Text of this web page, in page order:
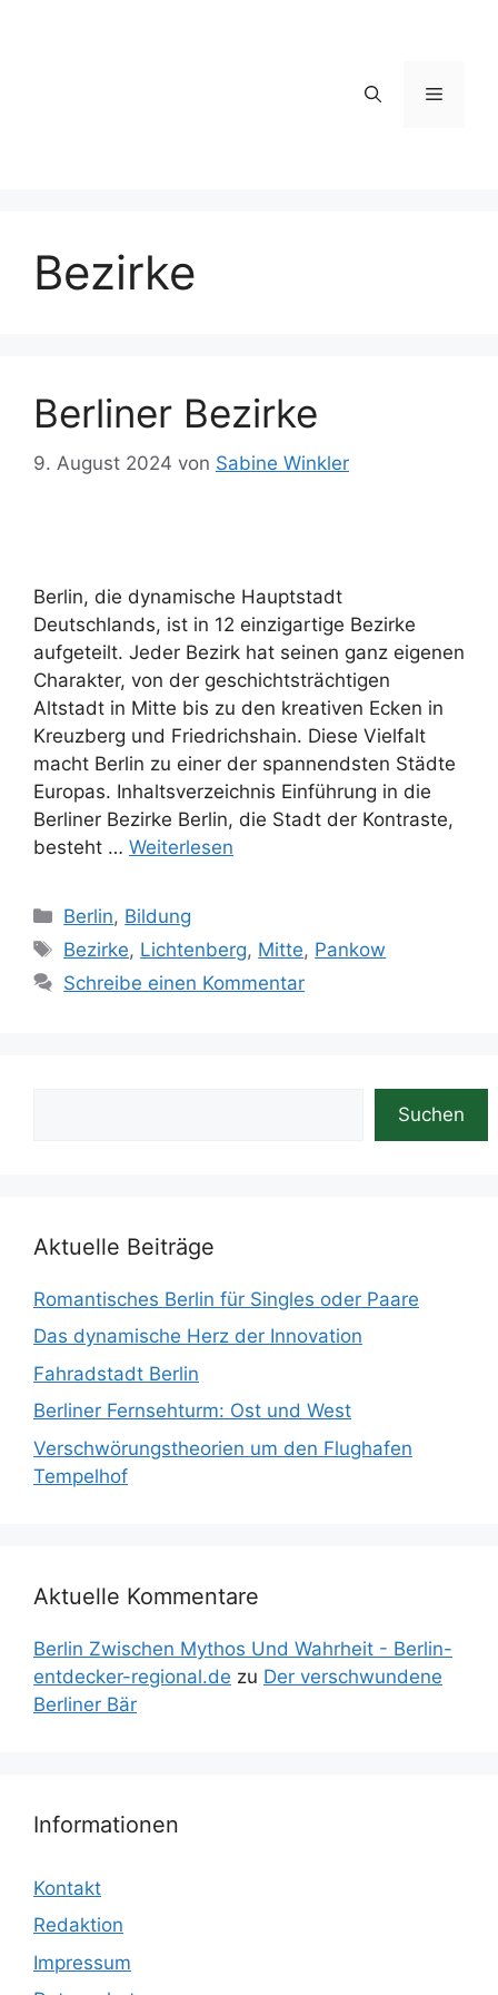
Menü
Bezirke
Berliner Bezirke
9. August 2024 von Sabine Winkler
Berlin, die dynamische Hauptstadt
Deutschlands, ist in 12 einzigartige Bezirke
aufgeteilt. Jeder Bezirk hat seinen ganz eigenen
Charakter, von der geschichtsträchtigen
Altstadt in Mitte bis zu den kreativen Ecken in
Kreuzberg und Friedrichshain. Diese Vielfalt
macht Berlin zu einer der spannendsten Städte
Europas. Inhaltsverzeichnis Einführung in die
Berliner Bezirke Berlin, die Stadt der Kontraste,
besteht … Weiterlesen
Kategorien
Berlin, Bildung
Schlagwörter
Bezirke, Lichtenberg, Mitte, Pankow
Schreibe einen Kommentar
Suchen
Aktuelle Beiträge
Romantisches Berlin für Singles oder Paare
Das dynamische Herz der Innovation
Fahradstadt Berlin
Berliner Fernsehturm: Ost und West
Verschwörungstheorien um den Flughafen
Tempelhof
Aktuelle Kommentare
Berlin Zwischen Mythos Und Wahrheit - Berlin-
entdecker-regional.de zu Der verschwundene
Berliner Bär
Informationen
Kontakt
Redaktion
Impressum